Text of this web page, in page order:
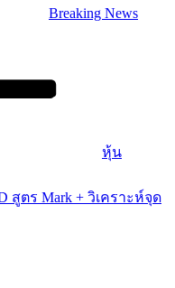
Breaking News
หุ้น
สูตร Mark + วิเคราะห์จุด